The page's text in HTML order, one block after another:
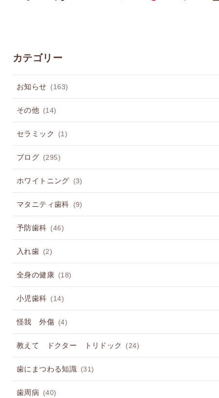
カテゴリー
お知らせ (163)
その他 (14)
セラミック (1)
ブログ (295)
ホワイトニング (3)
マタニティ歯科 (9)
予防歯科 (46)
入れ歯 (2)
全身の健康 (18)
小児歯科 (14)
怪我 外傷 (4)
教えて ドクター トリドック (24)
歯にまつわる知識 (31)
歯周病 (40)